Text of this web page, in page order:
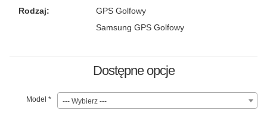
Rodzaj:
GPS Golfowy
Samsung GPS Golfowy
Dostępne opcje
Model * --- Wybierz ---